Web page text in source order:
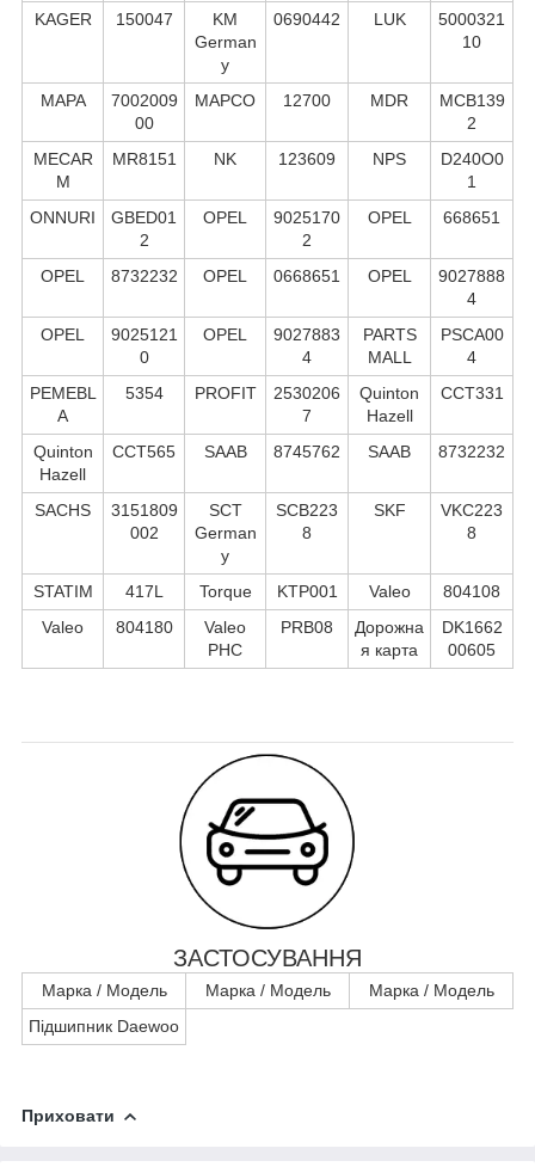
KAGER 150047
KM
German
y
0690442 LUK
5000321
10
MAPA
7002009
00
MAPCO 12700 MDR
MCB139
2
MECAR
M
MR8151 NK 123609 NPS
D240O0
1
ONNURI
GBED01
2
OPEL
9025170
2
OPEL 668651
OPEL 8732232 OPEL 0668651 OPEL
9027888
4
OPEL
9025121
0
OPEL
9027883
4
PARTS
MALL
PSCA00
4
PEMEBL
A
5354 PROFIT
2530206
7
Quinton
Hazell
CCT331
Quinton
Hazell
CCT565 SAAB 8745762 SAAB 8732232
SACHS
3151809
002
SCT
German
y
SCB223
8
SKF
VKC223
8
STATIM 417L Torque KTP001 Valeo
804108
Valeo
804180
Valeo
PHC
PRB08
Дорожна
я карта
DK1662
00605
ЗАСТОСУВАННЯ
Марка / Модель Марка / Модель
Марка / Модель
Підшипник Daewoo
Приховати